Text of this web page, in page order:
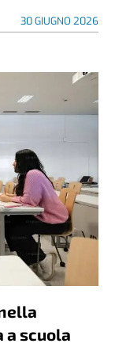
30 GIUGNO 2026
a scuola